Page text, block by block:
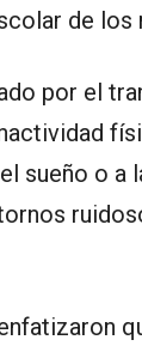
de los
por el
sueño o a